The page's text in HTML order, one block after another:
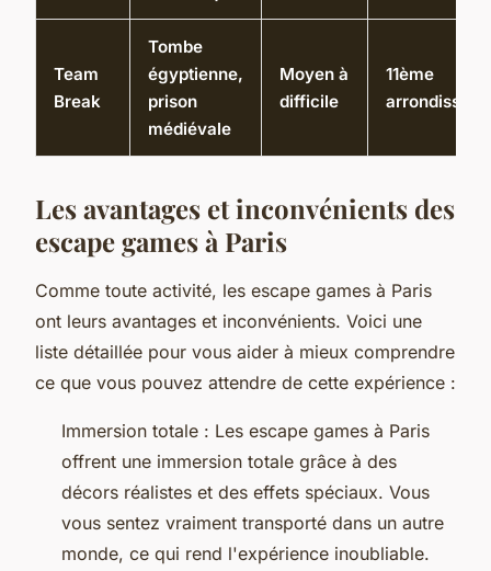
Team
Break
Tombe
égyptienne,
prison
médiévale
Moyen à
difficile
11ème
Les avantages et inconvénients des
escape games à Paris
Comme toute activité, les escape games à Paris
ont leurs avantages et inconvénients. Voici une
liste détaillée pour vous aider à mieux comprendre
ce que vous pouvez attendre de cette expérience :
Immersion totale : Les escape games à Paris
offrent une immersion totale grâce à des
décors réalistes et des effets spéciaux. Vous
vous sentez vraiment transporté dans un autre
monde, ce qui rend l'expérience inoubliable.